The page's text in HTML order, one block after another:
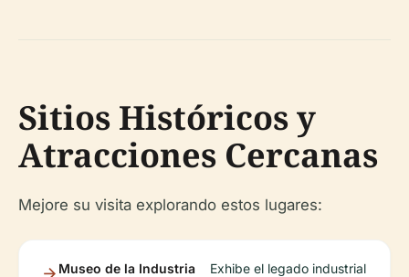
Sitios Históricos y
Atracciones Cercanas
Mejore su visita explorando estos lugares:
Museo de la Industria
Exhibe el legado industrial